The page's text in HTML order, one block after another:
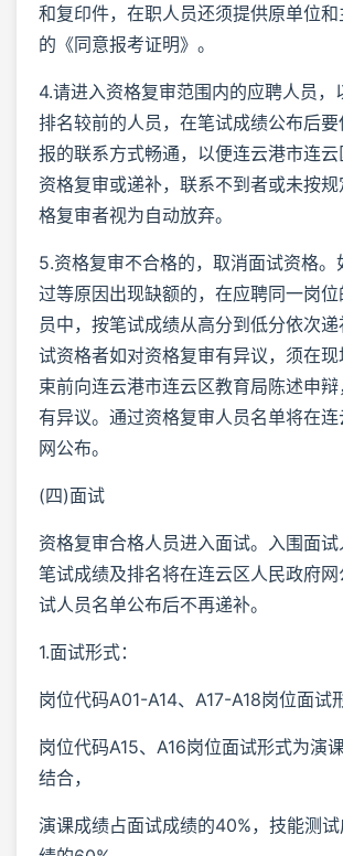
和复印件，在职人员还须提供原单位
的《同意报考证明》。
4.请进入资格复审范围内的应聘人员，
排名较前的人员，在笔试成绩公布后
报的联系方式畅通，以便连云港市连
资格复审或递补，联系不到者或未按
格复审者视为自动放弃。
5.资格复审不合格的，取消面试资格。
过等原因出现缺额的，在应聘同一岗位
员中，按笔试成绩从高分到低分依次
试资格者如对资格复审有异议，须在
束前向连云港市连云区教育局陈述申
有异议。通过资格复审人员名单将在
网公布。
(四)面试
资格复审合格人员进入面试。入围面试
笔试成绩及排名将在连云区人民政府
试人员名单公布后不再递补。
1.面试形式：
岗位代码A01-A14、A17-A18岗位面试
岗位代码A15、A16岗位面试形式为演
结合，
演课成绩占面试成绩的40%，技能测